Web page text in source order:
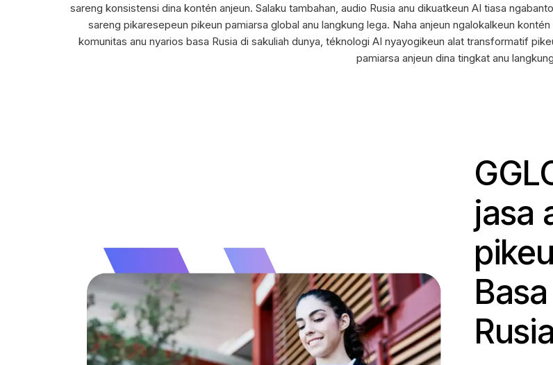
sareng konsistensi dina kontén anjeun. Salaku tambahan, audio Rusia anu dikuatkeun AI tiasa
sareng pikaresepeun pikeun pamiarsa global anu langkung lega. Naha anjeun ngalokalkeun
komunitas anu nyarios basa Rusia di sakuliah dunya, téknologi AI nyayogikeun alat transformatif
pamiarsa anjeun dina tingkat anu
jasa
Rusia